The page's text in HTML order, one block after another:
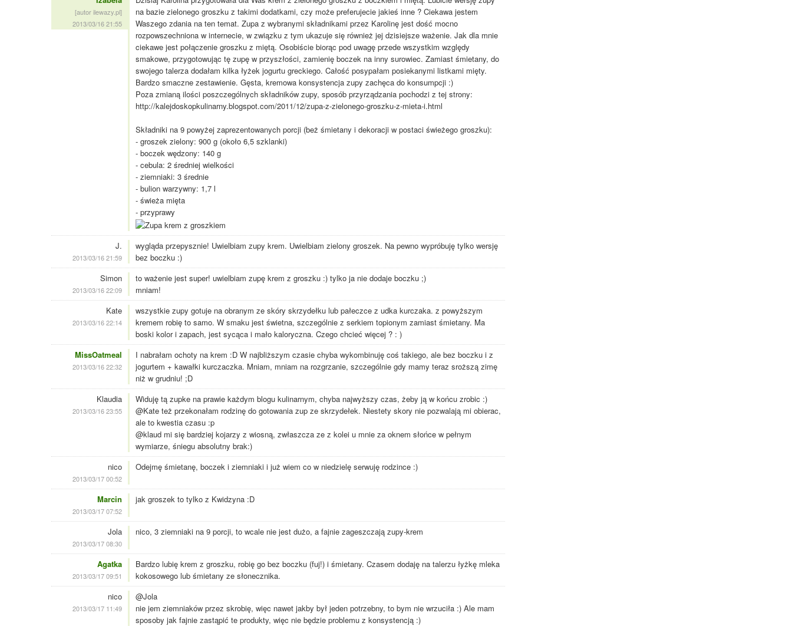
[autor ilewazy.pl]
2013/03/16 21:55
na bazie zielonego groszku z takimi dodatkami, czy może preferujecie jakieś inne ? Ciekawa jestem
Waszego zdania na ten temat. Zupa z wybranymi składnikami przez Karolinę jest dość mocno
rozpowszechniona w internecie, w związku z tym ukazuje się również jej dzisiejsze ważenie. Jak dla mnie
ciekawe jest połączenie groszku z miętą. Osobiście biorąc pod uwagę przede wszystkim względy
smakowe, przygotowując tę zupę w przyszłości, zamienię boczek na inny surowiec. Zamiast śmietany, do
swojego talerza dodałam kilka łyżek jogurtu greckiego. Całość posypałam posiekanymi listkami mięty.
Bardzo smaczne zestawienie. Gęsta, kremowa konsystencja zupy zachęca do konsumpcji :)
Poza zmianą ilości poszczególnych składników zupy, sposób przyrządzania pochodzi z tej strony:
http://kalejdoskopkulinarny.blogspot.com/2011/12/zupa-z-zielonego-groszku-z-mieta-i.html
Składniki na 9 powyżej zaprezentowanych porcji (beż śmietany i dekoracji w postaci świeżego groszku):
- groszek zielony: 900 g (około 6,5 szklanki)
- boczek wędzony: 140 g
- cebula: 2 średniej wielkości
- ziemniaki: 3 średnie
- bulion warzywny: 1,7 l
- świeża mięta
- przyprawy
J.
2013/03/16 21:59
wygląda przepysznie! Uwielbiam zupy krem. Uwielbiam zielony groszek. Na pewno wypróbuję tylko wersję
bez boczku :)
Simon
2013/03/16 22:09
to ważenie jest super! uwielbiam zupę krem z groszku :) tylko ja nie dodaje boczku ;)
mniam!
Kate
2013/03/16 22:14
wszystkie zupy gotuje na obranym ze skóry skrzydełku lub pałeczce z udka kurczaka. z powyższym
kremem robię to samo. W smaku jest świetna, szczególnie z serkiem topionym zamiast śmietany. Ma
boski kolor i zapach, jest sycąca i mało kaloryczna. Czego chcieć więcej ? : )
MissOatmeal
2013/03/16 22:32
I nabrałam ochoty na krem :D W najbliższym czasie chyba wykombinuję coś takiego, ale bez boczku i z
jogurtem + kawałki kurczaczka. Mniam, mniam na rozgrzanie, szczególnie gdy mamy teraz sroższą zimę
niż w grudniu! ;D
Klaudia
2013/03/16 23:55
Widuję tą zupke na prawie każdym blogu kulinarnym, chyba najwyższy czas, żeby ją w końcu zrobic :)
@Kate też przekonałam rodzinę do gotowania zup ze skrzydełek. Niestety skory nie pozwalają mi obierac,
ale to kwestia czasu :p
@klaud mi się bardziej kojarzy z wiosną, zwłaszcza ze z kolei u mnie za oknem słońce w pełnym
wymiarze, śniegu absolutny brak:)
nico
2013/03/17 00:52
Odejmę śmietanę, boczek i ziemniaki i już wiem co w niedzielę serwuję rodzince :)
Marcin
2013/03/17 07:52
jak groszek to tylko z Kwidzyna :D
Jola
2013/03/17 08:30
nico, 3 ziemniaki na 9 porcji, to wcale nie jest dużo, a fajnie zageszczają zupy-krem
Agatka
2013/03/17 09:51
Bardzo lubię krem z groszku, robię go bez boczku (fuj!) i śmietany. Czasem dodaję na talerzu łyżkę mleka
kokosowego lub śmietany ze słonecznika.
nico
2013/03/17 11:49
@Jola
nie jem ziemniaków przez skrobię, więc nawet jakby był jeden potrzebny, to bym nie wrzuciła :) Ale mam
sposoby jak fajnie zastąpić te produkty, więc nie będzie problemu z konsystencją :)